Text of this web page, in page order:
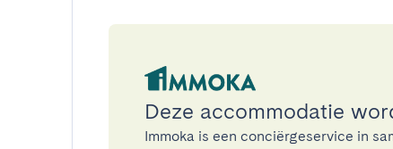
Deze accommodatie
Immoka is een conciërgeservice in